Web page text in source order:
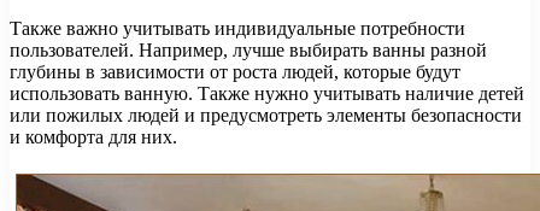
Также важно учитывать индивидуальные потребности
пользователей. Например, лучше выбирать ванны разной
глубины в зависимости от роста людей, которые будут
использовать ванную. Также нужно учитывать наличие детей
или пожилых людей и предусмотреть элементы безопасности
и комфорта для них.